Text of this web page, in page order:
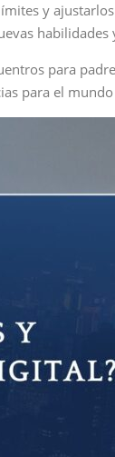
y
para
para el